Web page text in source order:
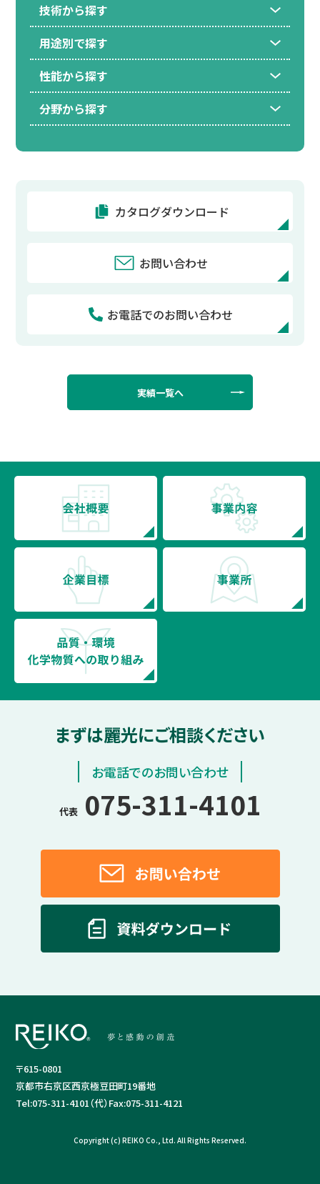
技術から探す
用途別で探す
性能から探す
分野から探す
カタログダウンロード
お問い合わせ
お電話でのお問い合わせ
実績一覧へ
まずは麗光にご相談ください
お電話でのお問い合わせ
代表 075-311-4101
〒615-0801
京都市右京区西京極豆田町19番地
Tel:075-311-4101（代）Fax:075-311-4121
Copyright (c) REIKO Co., Ltd. All Rights Reserved.